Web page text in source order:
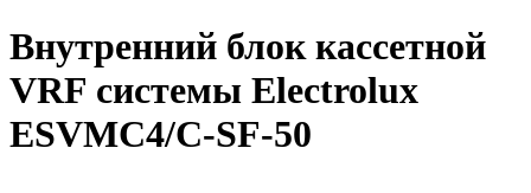
Внутренний блок кассетной
VRF системы Electrolux
ESVMC4/С-SF-50